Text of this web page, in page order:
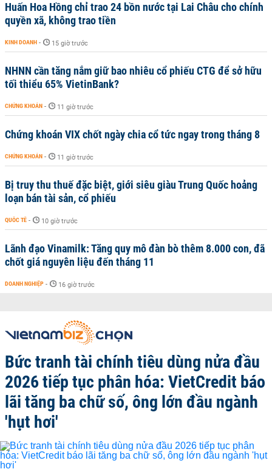
Huấn Hoa Hồng chỉ trao 24 bồn nước tại Lai Châu cho chính
quyền xã, không trao tiền
KINH DOANH - 15 giờ trước
NHNN cần tăng nắm giữ bao nhiêu cổ phiếu CTG để sở hữu
tối thiểu 65% VietinBank?
CHỨNG KHOÁN - 11 giờ trước
Chứng khoán VIX chốt ngày chia cổ tức ngay trong tháng 8
CHỨNG KHOÁN - 11 giờ trước
Bị truy thu thuế đặc biệt, giới siêu giàu Trung Quốc hoảng
loạn bán tài sản, cổ phiếu
QUỐC TẾ - 10 giờ trước
Lãnh đạo Vinamilk: Tăng quy mô đàn bò thêm 8.000 con, đã
chốt giá nguyên liệu đến tháng 11
DOANH NGHIỆP - 16 giờ trước
Bức tranh tài chính tiêu dùng nửa đầu
2026 tiếp tục phân hóa: VietCredit báo
lãi tăng ba chữ số, ông lớn đầu ngành
'hụt hơi'